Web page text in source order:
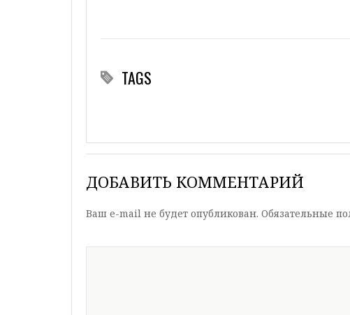
TAGS
ДОБАВИТЬ КОММЕНТАРИЙ
Ваш e-mail не будет опубликован. Обязательные